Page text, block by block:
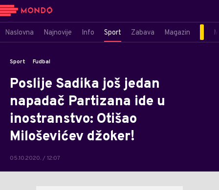
Naslovna Najnovije Info Sport Zabava Magazin
Sport Fudbal
Poslije Sadika još jedan
napadač Partizana ide u
inostranstvo: Otišao
Miloševićev džoker!
05.10.2020. / 12:07